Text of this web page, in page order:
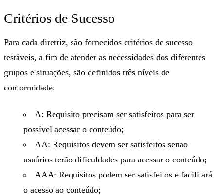
Critérios de Sucesso
Para cada diretriz, são fornecidos critérios de sucesso
testáveis, a fim de atender as necessidades dos diferentes
grupos e situações, são definidos três níveis de
conformidade:
A: Requisito precisam ser satisfeitos para ser
possível acessar o conteúdo;
AA: Requisitos devem ser satisfeitos senão
usuários terão dificuldades para acessar o conteúdo;
AAA: Requisitos podem ser satisfeitos e facilitará
o acesso ao conteúdo;